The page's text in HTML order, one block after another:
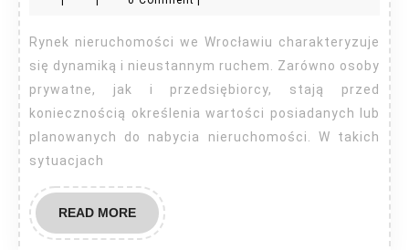
Wrocław
Rynek nieruchomości we Wrocławiu charakteryzuje
się dynamiką i nieustannym ruchem. Zarówno osoby
prywatne, jak i przedsiębiorcy, stają przed
koniecznością określenia wartości posiadanych lub
planowanych do nabycia nieruchomości. W takich
sytuacjach
READ MOREREAD
MORE